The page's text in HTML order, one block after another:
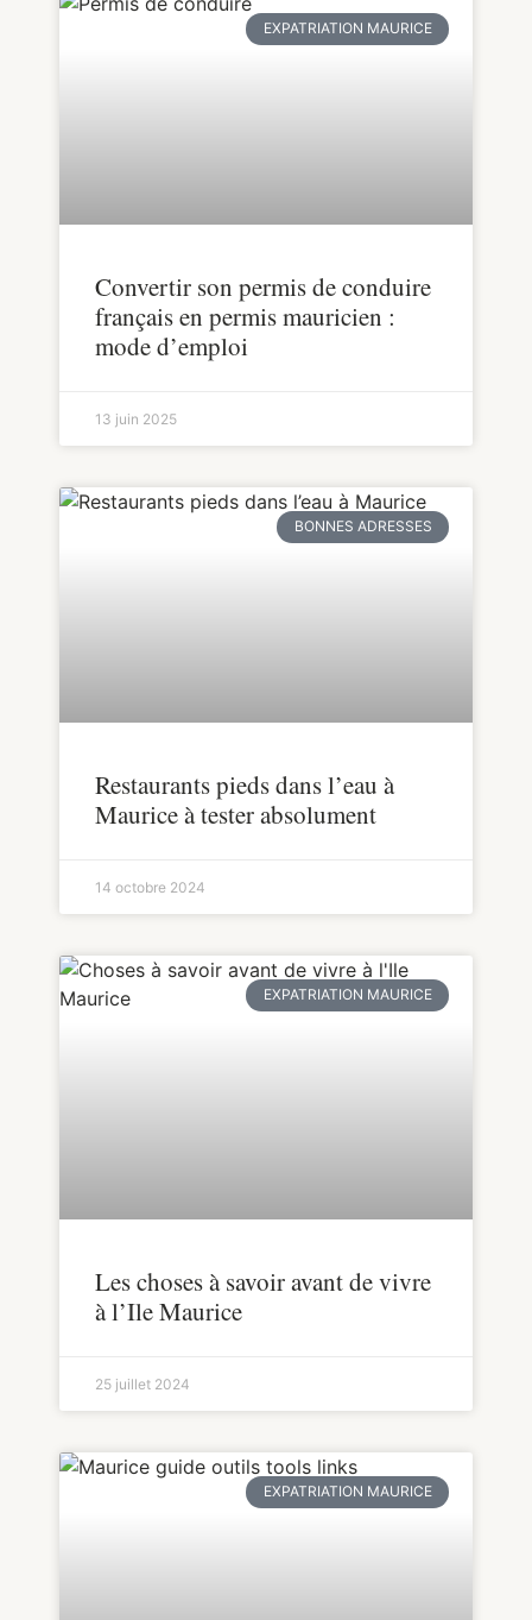
EXPATRIATION MAURICE
Convertir son permis de conduire
français en permis mauricien :
mode d’emploi
13 juin 2025
BONNES ADRESSES
Restaurants pieds dans l’eau à
Maurice à tester absolument
14 octobre 2024
EXPATRIATION MAURICE
Les choses à savoir avant de vivre
à l’Ile Maurice
25 juillet 2024
EXPATRIATION MAURICE